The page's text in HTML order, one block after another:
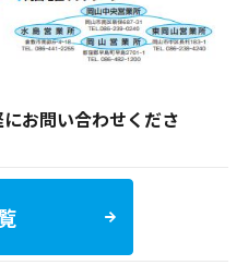
お問い合わせくださ